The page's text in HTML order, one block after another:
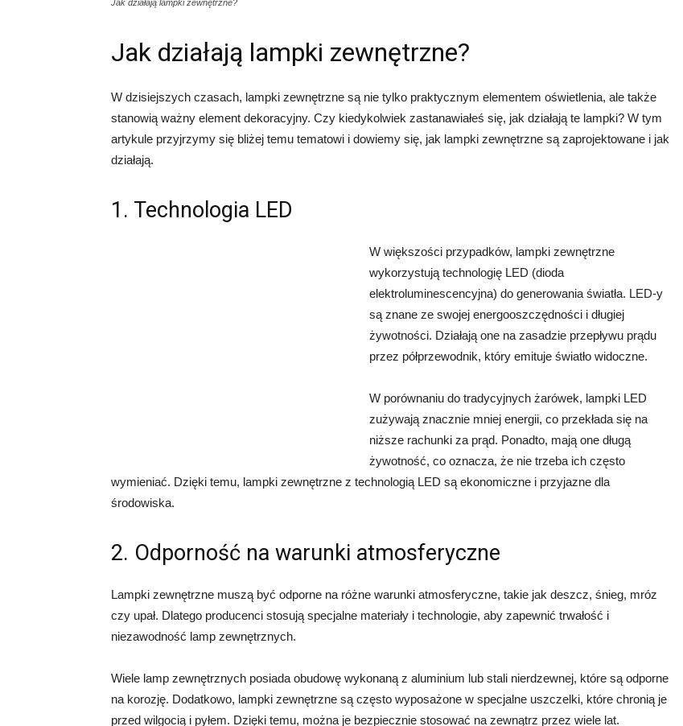
Jak działają lampki zewnętrzne?
Jak działają lampki zewnętrzne?
W dzisiejszych czasach, lampki zewnętrzne są nie tylko praktycznym elementem oświetlenia, ale także
stanowią ważny element dekoracyjny. Czy kiedykolwiek zastanawiałeś się, jak działają te lampki? W tym
artykule przyjrzymy się bliżej temu tematowi i dowiemy się, jak lampki zewnętrzne są zaprojektowane i jak
działają.
1. Technologia LED
W większości przypadków, lampki zewnętrzne
wykorzystują technologię LED (dioda
elektroluminescencyjna) do generowania światła. LED-y
są znane ze swojej energooszczędności i długiej
żywotności. Działają one na zasadzie przepływu prądu
przez półprzewodnik, który emituje światło widoczne.
W porównaniu do tradycyjnych żarówek, lampki LED
zużywają znacznie mniej energii, co przekłada się na
niższe rachunki za prąd. Ponadto, mają one długą
żywotność, co oznacza, że nie trzeba ich często
wymieniać. Dzięki temu, lampki zewnętrzne z technologią LED są ekonomiczne i przyjazne dla
środowiska.
2. Odporność na warunki atmosferyczne
Lampki zewnętrzne muszą być odporne na różne warunki atmosferyczne, takie jak deszcz, śnieg, mróz
czy upał. Dlatego producenci stosują specjalne materiały i technologie, aby zapewnić trwałość i
niezawodność lamp zewnętrznych.
Wiele lamp zewnętrznych posiada obudowę wykonaną z aluminium lub stali nierdzewnej, które są odporne
na korozję. Dodatkowo, lampki zewnętrzne są często wyposażone w specjalne uszczelki, które chronią je
przed wilgocią i pyłem. Dzięki temu, można je bezpiecznie stosować na zewnątrz przez wiele lat.